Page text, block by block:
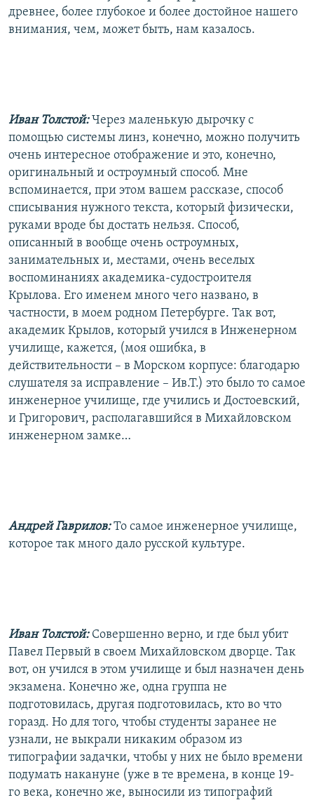
древнее, более глубокое и более достойное нашего
внимания, чем, может быть, нам казалось.
Иван Толстой:Через маленькую дырочку с
помощью системы линз, конечно, можно получить
очень интересное отображение и это, конечно,
оригинальный и остроумный способ. Мне
вспоминается, при этом вашем рассказе, способ
списывания нужного текста, который физически,
руками вроде бы достать нельзя. Способ,
описанный в вообще очень остроумных,
занимательных и, местами, очень веселых
воспоминаниях академика-судостроителя
Крылова. Его именем много чего названо, в
частности, в моем родном Петербурге. Так вот,
академик Крылов, который учился в Инженерном
училище, кажется, (моя ошибка, в
действительности – в Морском корпусе: благодарю
слушателя за исправление – Ив.Т.) это было то самое
инженерное училище, где учились и Достоевский,
и Григорович, располагавшийся в Михайловском
инженерном замке…
Андрей Гаврилов:То самое инженерное училище,
которое так много дало русской культуре.
Иван Толстой: Совершенно верно, и где был убит
Павел Первый в своем Михайловском дворце. Так
вот, он учился в этом училище и был назначен день
экзамена. Конечно же, одна группа не
подготовилась, другая подготовилась, кто во что
горазд. Но для того, чтобы студенты заранее не
узнали, не выкрали никаким образом из
типографии задачки, чтобы у них не было времени
подумать накануне (уже в те времена, в конце 19-
го века, конечно же, выносили из типографий